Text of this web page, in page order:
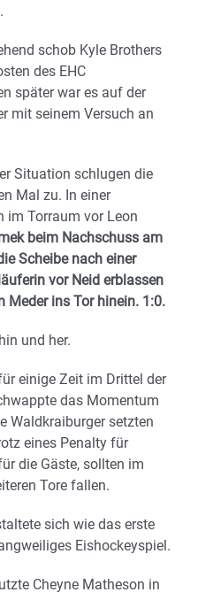
schob Kyle Brothers
des EHC
später war es auf der
mit seinem Versuch an
Situation schlugen die
Mal zu. In einer
im Torraum vor Leon
beim Nachschuss am
Scheibe nach einer
vor Neid erblassen
Meder ins Tor hinein. 1:0.
und her.
einige Zeit im Drittel der
das Momentum
Waldkraiburger setzten
eines Penalty für
die Gäste, sollten im
Tore fallen.
sich wie das erste
Eishockeyspiel.
Cheyne Matheson in